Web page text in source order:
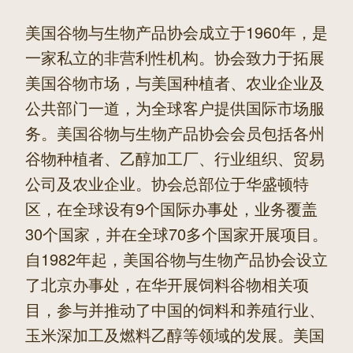
美国谷物与生物产品协会成立于1960年，是
一家私立的非营利性机构。协会致力于拓展
美国谷物市场，与美国种植者、农业企业及
公共部门一道，为全球客户提供国际市场服
务。美国谷物与生物产品协会会员包括各州
谷物种植者、乙醇加工厂、行业组织、贸易
公司及农业企业。协会总部位于华盛顿特
区，在全球设有9个国际办事处，业务覆盖
30个国家，并在全球70多个国家开展项目。
自1982年起，美国谷物与生物产品协会设立
了北京办事处，在华开展饲料谷物相关项
目，参与并推动了中国的饲料和养殖行业、
玉米深加工及燃料乙醇等领域的发展。美国